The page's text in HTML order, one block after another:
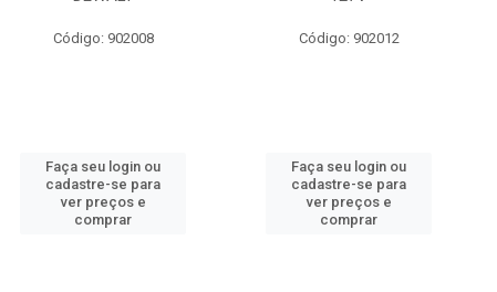
Código: 902008
Faça seu login ou
cadastre-se para
ver preços e
comprar
Código: 902012
Faça seu login ou
cadastre-se para
ver preços e
comprar